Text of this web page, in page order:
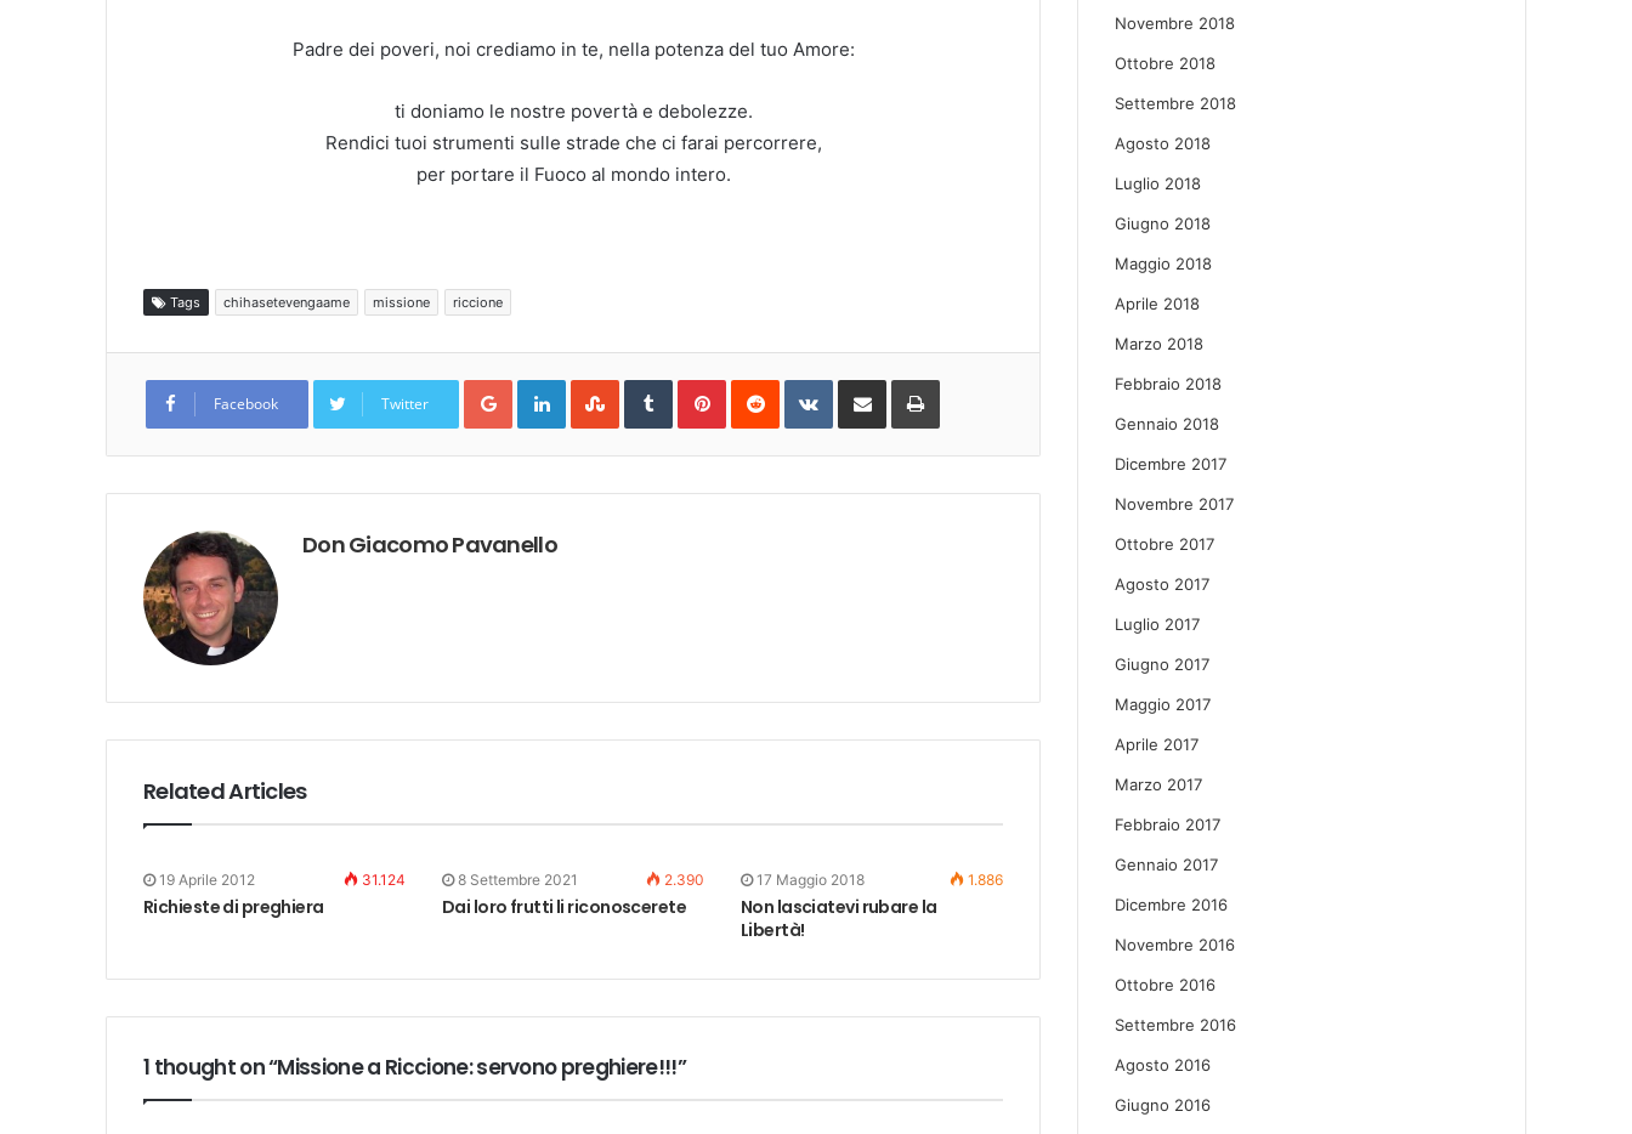
Padre dei poveri, noi crediamo in te, nella potenza del tuo Amore:
ti doniamo le nostre povertà e debolezze.
Rendici tuoi strumenti sulle strade che ci farai percorrere,
per portare il Fuoco al mondo intero.
Tags chihasetevengaame missione riccione
Facebook Twitter
Google+LinkedInStumbleUpon
TumblrPinterestReddit VKontakteShare
Email
Print
Don Giacomo Pavanello
Related Articles
19 Aprile 2012 31.124
Richieste di preghiera
8 Settembre 2021 2.390
Dai loro frutti li riconoscerete
17 Maggio 2018 1.886
Non lasciatevi rubare la
Libertà!
1 thought on “Missione a Riccione: servono preghiere!!!”
Novembre 2018
Ottobre 2018
Settembre 2018
Agosto 2018
Luglio 2018
Giugno 2018
Maggio 2018
Aprile 2018
Marzo 2018
Febbraio 2018
Gennaio 2018
Dicembre 2017
Novembre 2017
Ottobre 2017
Agosto 2017
Luglio 2017
Giugno 2017
Maggio 2017
Aprile 2017
Marzo 2017
Febbraio 2017
Gennaio 2017
Dicembre 2016
Novembre 2016
Ottobre 2016
Settembre 2016
Agosto 2016
Giugno 2016